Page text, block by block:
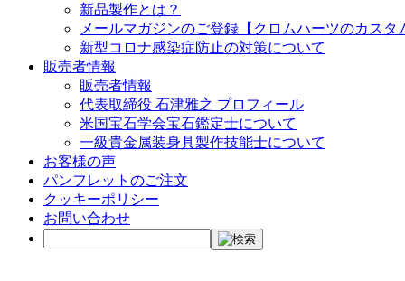
新品製作とは？
メールマガジンのご登録【クロムハーツのカスタ
新型コロナ感染症防止の対策について
販売者情報
販売者情報
代表取締役 石津雅之 プロフィール
米国宝石学会宝石鑑定士について
一級貴金属装身具製作技能士について
お客様の声
パンフレットのご注文
クッキーポリシー
お問い合わせ